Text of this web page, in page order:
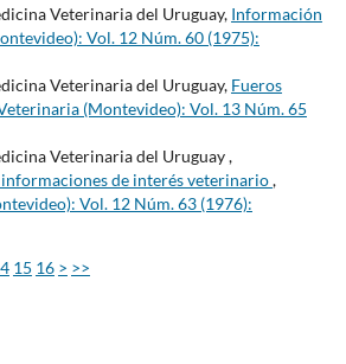
Veterinaria del Uruguay, Información
Vol. 12 Núm. 60 (1975):
Veterinaria del Uruguay, Fueros
(Montevideo): Vol. 13 Núm. 65
Veterinaria del Uruguay ,
de interés veterinario,
Vol. 12 Núm. 63 (1976):
15 16 > >>